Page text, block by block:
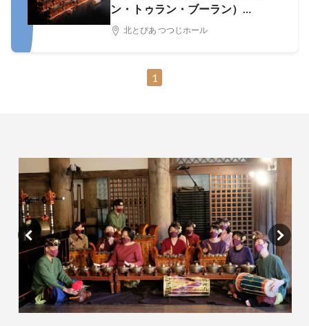
ン・トゥラン・ブーラン）
『Interactions（相互作用）Vol.3
れから”の響き〜（北とぴあ国際音
北とぴあ つつじホール
1